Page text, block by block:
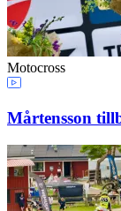
Motocross
Mårtensson